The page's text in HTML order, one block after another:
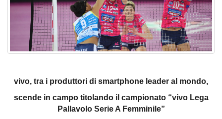
vivo, tra i produttori di smartphone leader al mondo,
scende in campo titolando il campionato “vivo Lega
Pallavolo Serie A Femminile”